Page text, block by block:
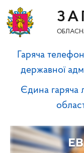
Гаряча
державної
Єдина гаряча